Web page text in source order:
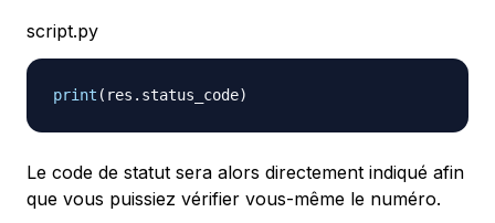
script.py
print ( res . status_code)
Le code de statut sera alors directement indiqué afin
que vous puissiez vérifier vous-même le numéro.